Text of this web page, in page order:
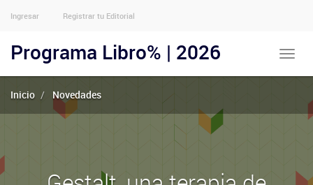
Menu
Usuarios
Anónimos
Ingresar Registrar tu Editorial
Toggle
Programa Libro% | 2026
Inicio Novedades